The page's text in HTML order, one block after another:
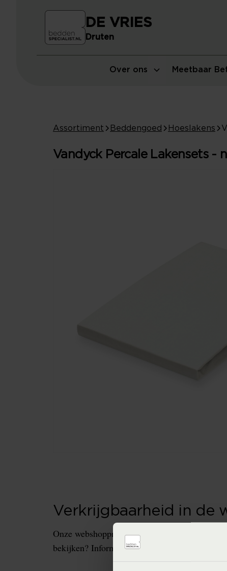
Over ons Meetbaar
DE VRIES
Druten
Assortiment Beddengoed Hoeslakens
Vandyck Percale Lakensets -
Verkrijgbaarheid in de
Onze webshopproducten zijn niet altijd
bekijken? Informeer dan eerst naar de